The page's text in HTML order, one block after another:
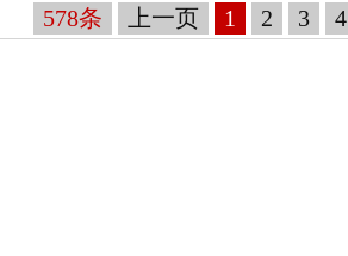
578条 上一页 1 2 3 4